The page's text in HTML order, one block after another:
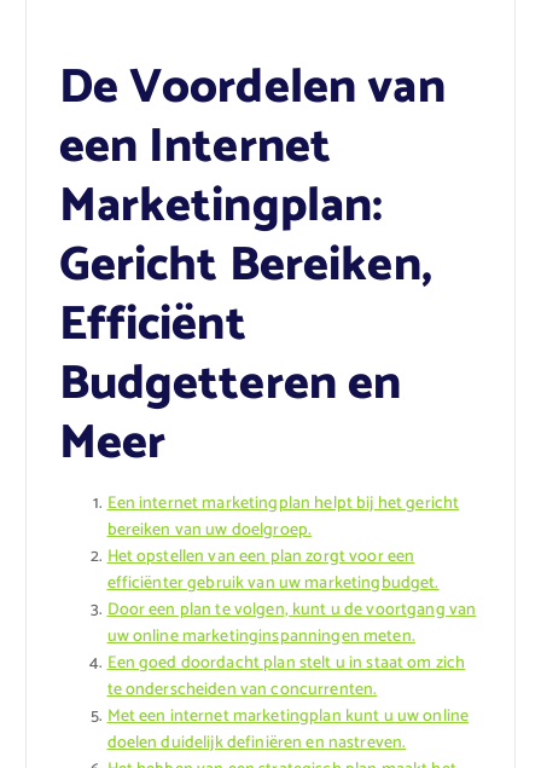
De Voordelen van
een Internet
Marketingplan:
Gericht Bereiken,
Efficiënt
Budgetteren en
Meer
Een internet marketingplan helpt bij het gericht
bereiken van uw doelgroep.
Het opstellen van een plan zorgt voor een
efficiënter gebruik van uw marketingbudget.
Door een plan te volgen, kunt u de voortgang van
uw online marketinginspanningen meten.
Een goed doordacht plan stelt u in staat om zich
te onderscheiden van concurrenten.
Met een internet marketingplan kunt u uw online
doelen duidelijk definiëren en nastreven.